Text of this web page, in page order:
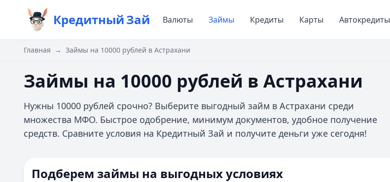
КредитныйЗай Валюты Займы Кредиты Карты Автокредиты
Главная → Займы на 10000 рублей в Астрахани
Займы на 10000 рублей в Астрахани
Нужны 10000 рублей срочно? Выберите выгодный займ в Астрахани среди
множества МФО. Быстрое одобрение, минимум документов, удобное получение
средств. Сравните условия на Кредитный Зай и получите деньги уже сегодня!
Подберем займы на выгодных условиях